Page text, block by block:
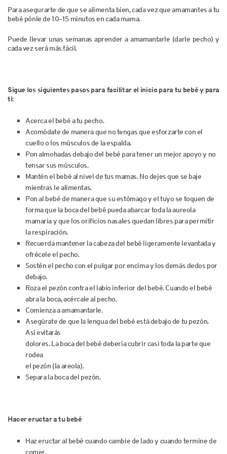
Para asegurarte de que se alimenta bien, cada vez que amamantes a tu
bebé pónle de 10–15 minutos en cada mama.
Puede llevar unas semanas aprender a amamantarle (darle pecho) y
cada vez será más fácil.
Sigue los siguientes pasos para facilitar el inicio para tu bebé y para
ti:
Acerca el bebé a tu pecho.
Acomódate de manera que no tengas que esforzarte con el
cuello o los músculos de la espalda.
Pon almohadas debajo del bebé para tener un mejor apoyo y no
tensar sus músculos.
Mantén el bebé al nivel de tus mamas. No dejes que se baje
mientras le alimentas.
Pon al bebé de manera que su estómago y el tuyo se toquen de
forma que la boca del bebé pueda abarcar toda la aureola
mamaria y que los orificios nasales quedan libres para permitir
la respiración.
Recuerda mantener la cabeza del bebé ligeramente levantada y
ofrécele el pecho.
Sostén el pecho con el pulgar por encima y los demás dedos por
debajo.
Roza el pezón contra el labio inferior del bebé. Cuando el bebé
abra la boca, acércale al pecho.
Comienza a amamantarle.
Asegúrate de que la lengua del bebé está debajo de tu pezón.
Así evitarás
dolores. La boca del bebé debería cubrir casi toda la parte que
rodea
el pezón (la areola).
Separa la boca del pezón.
Hacer eructar a tu bebé
Haz eructar al bebé cuando cambie de lado y cuando termine de
comer.